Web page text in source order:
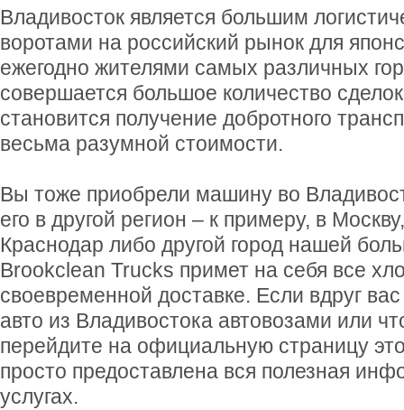
Владивосток является большим
воротами на российский рынок для
ежегодно жителями самых различных
совершается большое количество
становится получение добротного
весьма разумной стоимости.
Вы тоже приобрели машину во
его в другой регион – к примеру, в
Краснодар либо другой город нашей
Brookclean Trucks примет на себя все
своевременной доставке. Если вдруг
авто из Владивостока автовозами или
перейдите на официальную страницу
просто предоставлена вся полезная
услугах.